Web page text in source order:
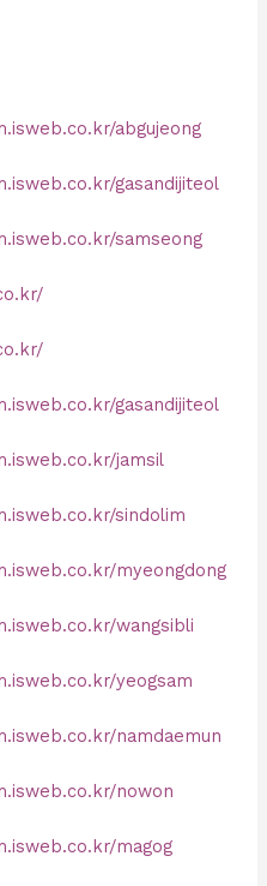
abgujeong
gasandijiteol
samseong
gasandijiteol
jamsil
sindolim
myeongdong
wangsibli
yeogsam
namdaemun
nowon
magog